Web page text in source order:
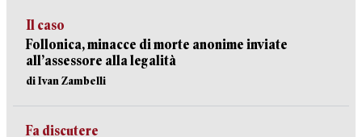
Il caso
Follonica, minacce di morte anonime inviate
all’assessore alla legalità
di Ivan Zambelli
Fa discutere